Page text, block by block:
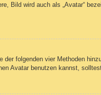
Bild wird auch als „Avatar“
der folgenden vier Methoden
Avatar benutzen kannst,